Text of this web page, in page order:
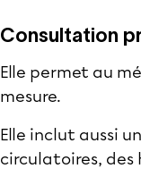
Consultation
Elle permet au
mesure.
Elle inclut aussi
circulatoires, des